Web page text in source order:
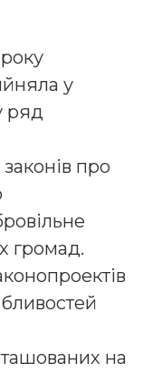
у
ряд
про
громад.
на